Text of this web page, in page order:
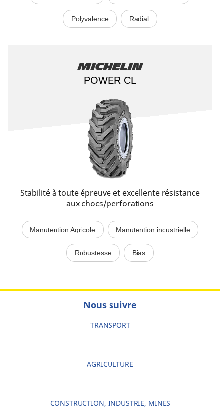
Polyvalence Radial
Michelin
POWER CL
Stabilité à toute épreuve et excellente résistance
aux chocs/perforations
Manutention Agricole Manutention industrielle
Robustesse Bias
Nous suivre
TRANSPORT
AGRICULTURE
CONSTRUCTION, INDUSTRIE, MINES